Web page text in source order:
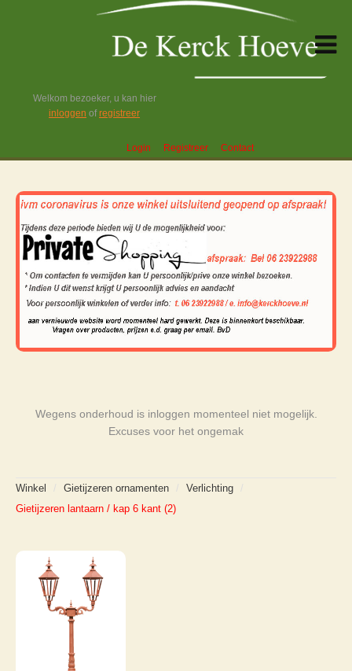
Welkom bezoeker, u kan hier
inloggen ofregistreer
Login Registreer Contact
Wegens onderhoud is inloggen momenteel niet mogelijk.
Excuses voor het ongemak
Winkel Gietijzeren ornamenten Verlichting
Gietijzeren lantaarn / kap 6 kant (2)